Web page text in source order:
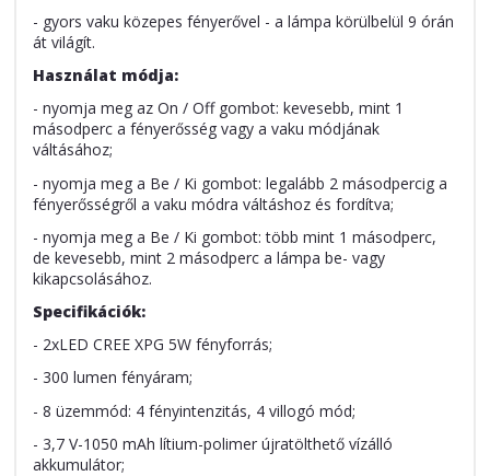
- gyors vaku közepes fényerővel - a lámpa körülbelül 9 órán
át világít.
Használat módja:
- nyomja meg az On / Off gombot: kevesebb, mint 1
másodperc a fényerősség vagy a vaku módjának
váltásához;
- nyomja meg a Be / Ki gombot: legalább 2 másodpercig a
fényerősségről a vaku módra váltáshoz és fordítva;
- nyomja meg a Be / Ki gombot: több mint 1 másodperc,
de kevesebb, mint 2 másodperc a lámpa be- vagy
kikapcsolásához.
Specifikációk:
- 2xLED CREE XPG 5W fényforrás;
- 300 lumen fényáram;
- 8 üzemmód: 4 fényintenzitás, 4 villogó mód;
- 3,7 V-1050 mAh lítium-polimer újratölthető vízálló
akkumulátor;